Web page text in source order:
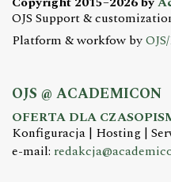
OJS Support &
Platform & workfow by
OJS @ ACADEMICON
OFERTA DLA
Konfiguracja | Hosting |
e-mail: